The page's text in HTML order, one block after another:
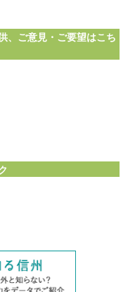
、ご意見・ご要望はこち